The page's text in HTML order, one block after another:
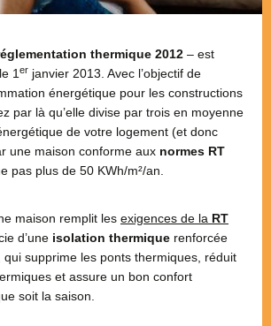
thermique 2012 – est
1 er janvier 2013. Avec l’objectif de
énergétique pour les constructions
par là qu’elle divise par trois en moyenne
de votre logement (et donc
une maison conforme aux normes RT
pas plus de 50 KWh/m²/an.
maison remplit les exigences de la RT
d’une isolation thermique renforcée
supprime les ponts thermiques, réduit
et assure un bon confort
soit la saison.